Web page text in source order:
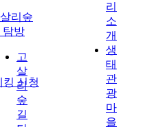
신청
리숲
탐방
고
살
리
숲
길
리
소
개
생
태
관
광
마
을